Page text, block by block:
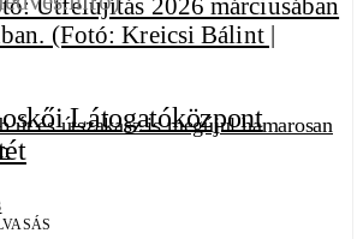
út és útszakasz is megújul hamarosan
Látogatóközpont